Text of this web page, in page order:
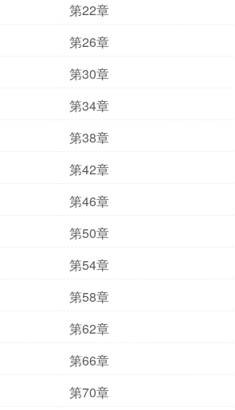
第22章
第26章
第30章
第34章
第38章
第42章
第46章
第50章
第54章
第58章
第62章
第66章
第70章